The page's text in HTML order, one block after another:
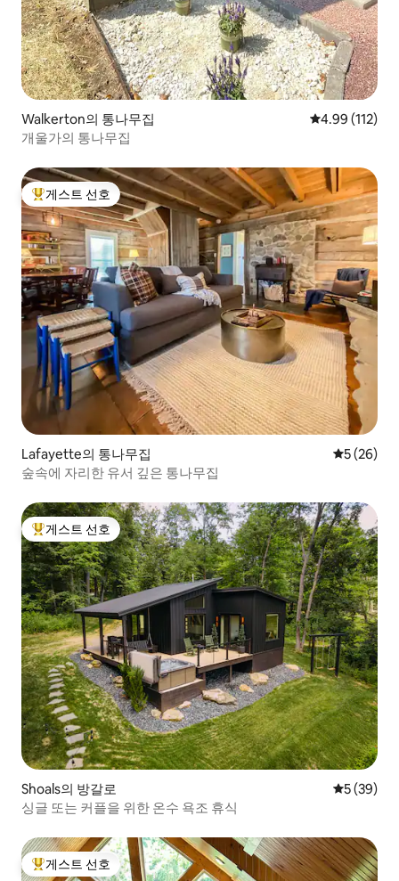
Walkerton의 통나무집 평점 4.99점(5
4.99 (112)
개울가의 통나무집
상위 게스트 선호
게스트 선호
Lafayette의 통나무집 평점 5점(5
5 (26)
숲속에 자리한 유서 깊은 통나무집
상위 게스트 선호
게스트 선호
Shoals의 방갈로 평점 5점(5
5 (39)
싱글 또는 커플을 위한 온수 욕조 휴식
상위 게스트 선호
게스트 선호